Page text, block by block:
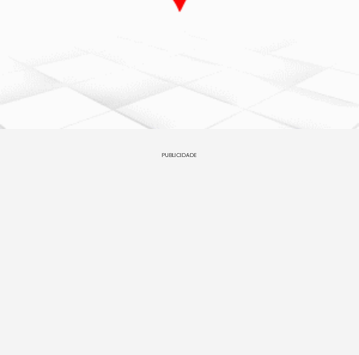
PUBLICIDADE